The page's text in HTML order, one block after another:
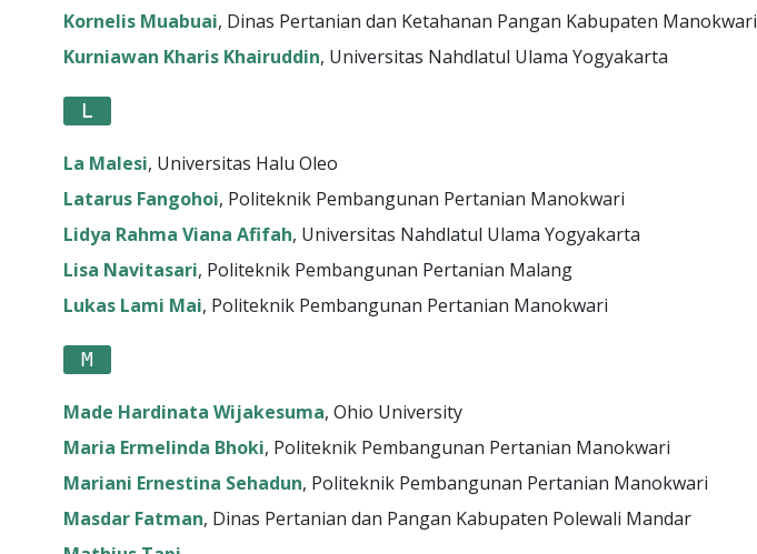
Kornelis Muabuai, Dinas Pertanian dan Ketahanan Pangan Kabupaten Manokwari
Kurniawan Kharis Khairuddin, Universitas Nahdlatul Ulama Yogyakarta
L
La Malesi, Universitas Halu Oleo
Latarus Fangohoi, Politeknik Pembangunan Pertanian Manokwari
Lidya Rahma Viana Afifah, Universitas Nahdlatul Ulama Yogyakarta
Lisa Navitasari, Politeknik Pembangunan Pertanian Malang
Lukas Lami Mai, Politeknik Pembangunan Pertanian Manokwari
M
Made Hardinata Wijakesuma, Ohio University
Maria Ermelinda Bhoki, Politeknik Pembangunan Pertanian Manokwari
Mariani Ernestina Sehadun, Politeknik Pembangunan Pertanian Manokwari
Masdar Fatman, Dinas Pertanian dan Pangan Kabupaten Polewali Mandar